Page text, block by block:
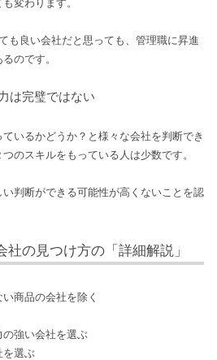
変わります。
も良い会社だと思っても、管理職に昇進
のです。
は完璧ではない
いるかどうか？と様々な会社を判断でき
のスキルをもっている人は少数です。
判断ができる可能性が高くないことを認
社の見つけ方の「詳細解説」
商品の会社を除く
の強い会社を選ぶ
を選ぶ